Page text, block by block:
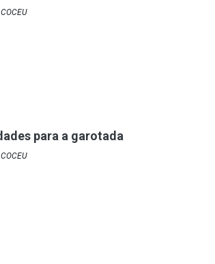
para a garotada